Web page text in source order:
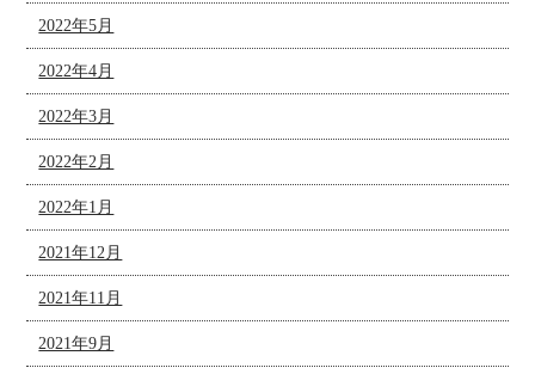
2022年5月
2022年4月
2022年3月
2022年2月
2022年1月
2021年12月
2021年11月
2021年9月